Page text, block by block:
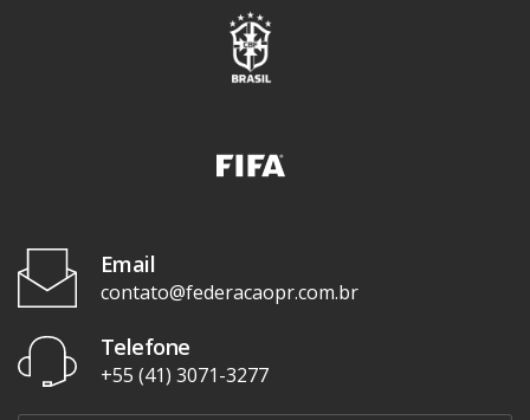
Email
contato@federacaopr.com.br
Telefone
+55 (41) 3071-3277